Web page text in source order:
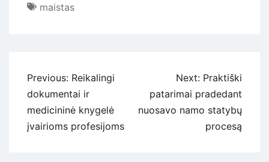
maistas
Navigacija
tarp
įrašų
Previous: Reikalingi
dokumentai ir
medicininė knygelė
įvairioms profesijoms
Next: Praktiški
patarimai pradedant
nuosavo namo statybų
procesą